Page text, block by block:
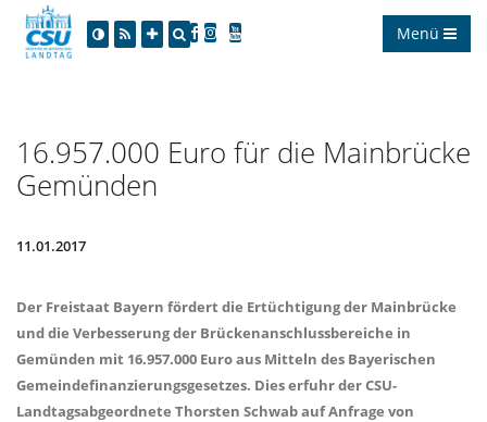
Menü
16.957.000 Euro für die Mainbrücke
Gemünden
11.01.2017
Der Freistaat Bayern fördert die Ertüchtigung der Mainbrücke
und die Verbesserung der Brückenanschlussbereiche in
Gemünden mit 16.957.000 Euro aus Mitteln des Bayerischen
Gemeindefinanzierungsgesetzes. Dies erfuhr der CSU-
Landtagsabgeordnete Thorsten Schwab auf Anfrage von